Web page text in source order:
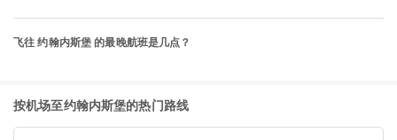
飞往 约翰内斯堡 的最晚航班是几点？
按机场至约翰内斯堡的热门路线